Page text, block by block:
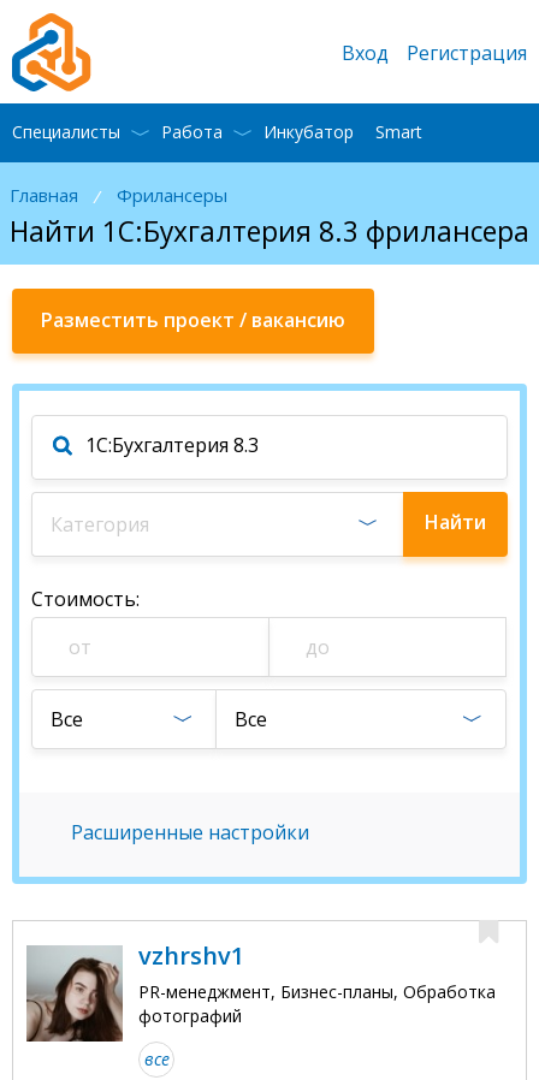
Главная / Фрилансеры
Найти 1С:Бухгалтерия 8.3 фрилансера
Разместить проект / вакансию
Категория Найти
Стоимость:
Все Все
Расширенные настройки
vzhrshv1
PR-менеджмент, Бизнес-планы, Обработка
фотографий
все
Вход Регистрация
Специалисты Работа Инкубатор Smart